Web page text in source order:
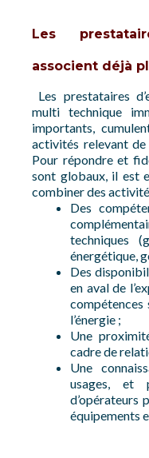
Les
associent déjà
Les prestataires
multi technique
importants,
activités relevant de
Pour répondre et
sont globaux, il est
combiner des
Des
techniques
énergétique,
Des
en aval de
compétences
l’énergie ;
Une
cadre de
Une
usages, et
d’opérateurs
équipements